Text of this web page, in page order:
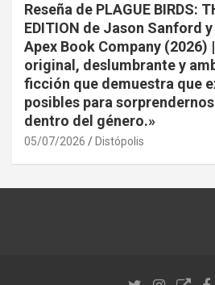
Reseña de PLAGUE BIRDS:
EDITION de Jason Sanford
Apex Book Company (2026)
original, deslumbrante y
ficción que demuestra que
posibles para
dentro del género.»
05/07/2026 Distópolis